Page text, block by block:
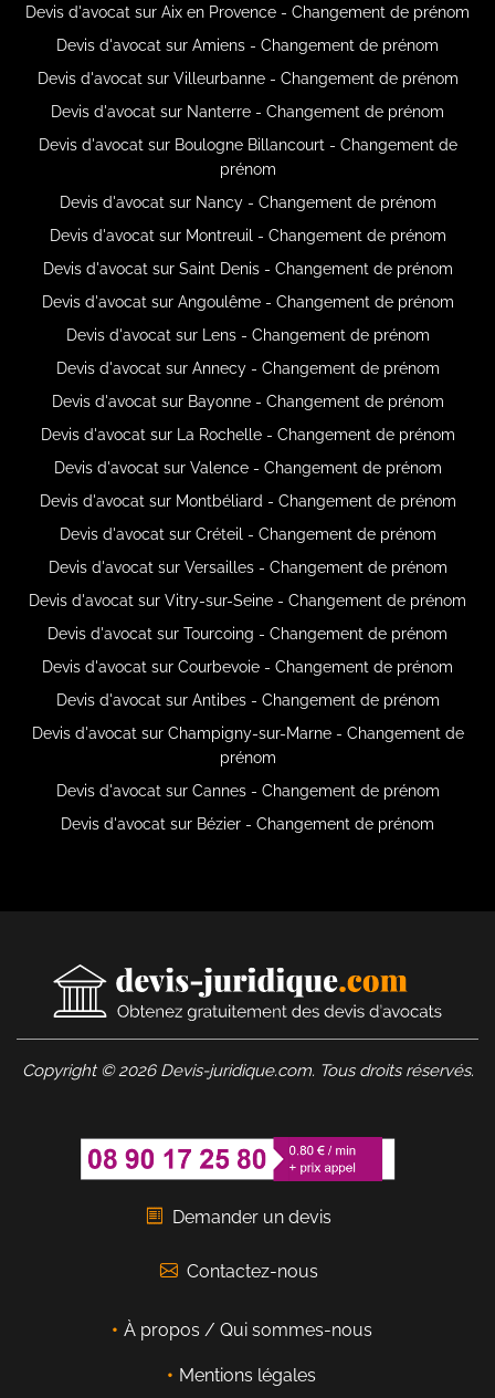
Devis d'avocat sur Aix en Provence - Changement de prénom
Devis d'avocat sur Amiens - Changement de prénom
Devis d'avocat sur Villeurbanne - Changement de prénom
Devis d'avocat sur Nanterre - Changement de prénom
Devis d'avocat sur Boulogne Billancourt - Changement de
prénom
Devis d'avocat sur Nancy - Changement de prénom
Devis d'avocat sur Montreuil - Changement de prénom
Devis d'avocat sur Saint Denis - Changement de prénom
Devis d'avocat sur Angoulême - Changement de prénom
Devis d'avocat sur Lens - Changement de prénom
Devis d'avocat sur Annecy - Changement de prénom
Devis d'avocat sur Bayonne - Changement de prénom
Devis d'avocat sur La Rochelle - Changement de prénom
Devis d'avocat sur Valence - Changement de prénom
Devis d'avocat sur Montbéliard - Changement de prénom
Devis d'avocat sur Créteil - Changement de prénom
Devis d'avocat sur Versailles - Changement de prénom
Devis d'avocat sur Vitry-sur-Seine - Changement de prénom
Devis d'avocat sur Tourcoing - Changement de prénom
Devis d'avocat sur Courbevoie - Changement de prénom
Devis d'avocat sur Antibes - Changement de prénom
Devis d'avocat sur Champigny-sur-Marne - Changement de
prénom
Devis d'avocat sur Cannes - Changement de prénom
Devis d'avocat sur Bézier - Changement de prénom
Copyright © 2026 Devis-juridique.com. Tous droits réservés.
Demander un devis
Contactez-nous
À propos / Qui sommes-nous
Mentions légales